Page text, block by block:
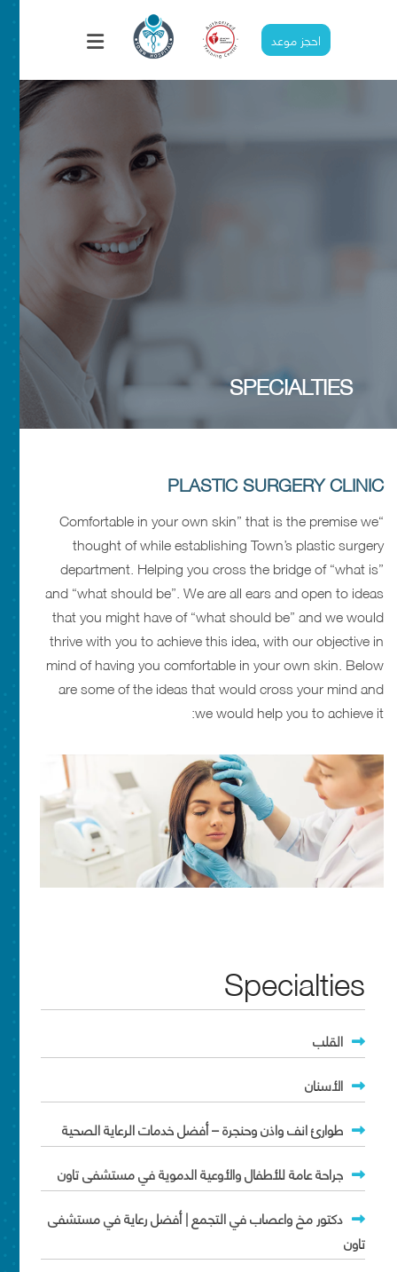
احجز موعد
التجميل
SPECIALTIES
PLASTIC SURGERY CLINIC
“Comfortable in your own skin” that is the premise we
thought of while establishing Town’s plastic surgery
department. Helping you cross the bridge of “what is”
and “what should be”. We are all ears and open to ideas
that you might have of “what should be” and we would
thrive with you to achieve this idea, with our objective in
mind of having you comfortable in your own skin. Below
are some of the ideas that would cross your mind and
we would help you to achieve it:
Specialties
القلب
الأسنان
طوارئ انف واذن وحنجرة – أفضل خدمات الرعاية الصحية
جراحة عامة للأطفال والأوعية الدموية في مستشفى تاون
دكتور مخ واعصاب في التجمع | أفضل رعاية في مستشفى
تاون